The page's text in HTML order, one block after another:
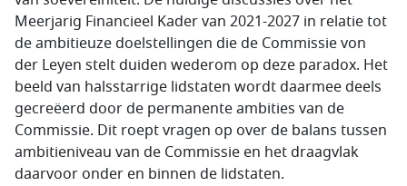
Meerjarig Financieel Kader van 2021-2027 in relatie tot
de ambitieuze doelstellingen die de Commissie von
der Leyen stelt duiden wederom op deze paradox. Het
beeld van halsstarrige lidstaten wordt daarmee deels
gecreëerd door de permanente ambities van de
Commissie. Dit roept vragen op over de balans tussen
ambitieniveau van de Commissie en het draagvlak
daarvoor onder en binnen de lidstaten.